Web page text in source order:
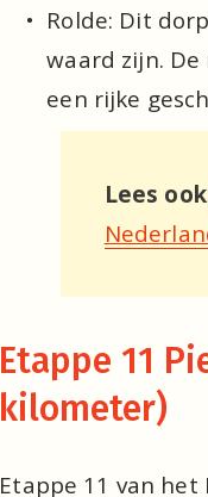
Rolde: Dit
waard zijn.
een rijke
Lees
Etappe 11
kilometer)
Etappe 11 van